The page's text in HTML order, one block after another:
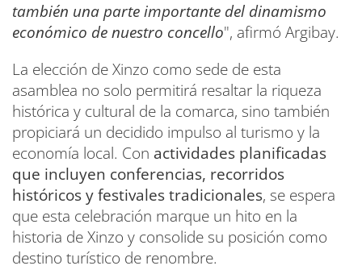
también una parte importante del dinamismo
económico de nuestro concello", afirmó Argibay.
La elección de Xinzo como sede de esta
asamblea no solo permitirá resaltar la riqueza
histórica y cultural de la comarca, sino también
propiciará un decidido impulso al turismo y la
economía local. Con actividades planificadas
que incluyen conferencias, recorridos
históricos y festivales tradicionales, se espera
que esta celebración marque un hito en la
historia de Xinzo y consolide su posición como
destino turístico de renombre.